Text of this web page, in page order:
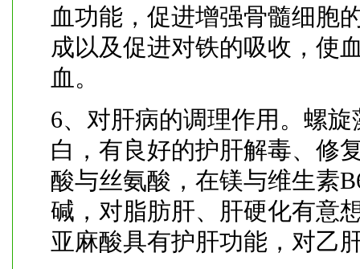
血功能，促进增强骨髓细胞
成以及促进对铁的吸收，使
血。
6、对肝病的调理作用。螺
白，有良好的护肝解毒、修
酸与丝氨酸，在镁与维生素
碱，对脂肪肝、肝硬化有意
亚麻酸具有护肝功能，对乙